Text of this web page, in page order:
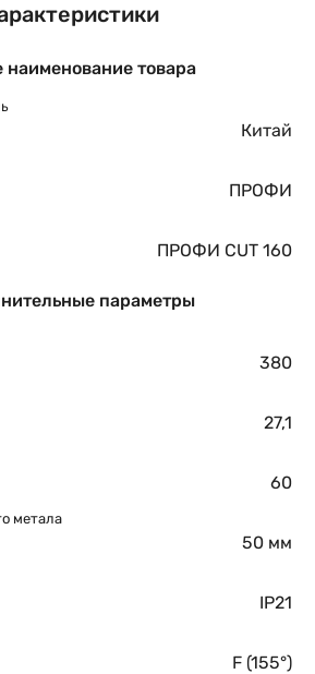
товара
Китай
ПРОФИ
ПРОФИ CUT 160
параметры
380
27,1
60
метала
50 мм
IP21
F (155°)